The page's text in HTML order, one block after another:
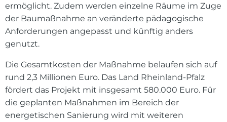
ermöglicht. Zudem werden einzelne Räume im Zuge
der Baumaßnahme an veränderte pädagogische
Anforderungen angepasst und künftig anders
genutzt.
Die Gesamtkosten der Maßnahme belaufen sich auf
rund 2,3 Millionen Euro. Das Land Rheinland-Pfalz
fördert das Projekt mit insgesamt 580.000 Euro. Für
die geplanten Maßnahmen im Bereich der
energetischen Sanierung wird mit weiteren